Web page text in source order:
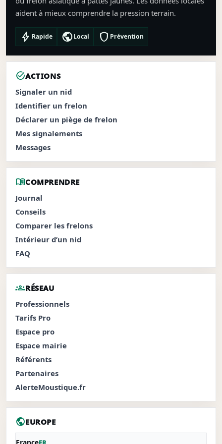
aident à mieux comprendre la pression terrain.
bolt Rapide publicLocal shield Prévention
task_altACTIONS
Signaler un nid
Identifier un frelon
Déclarer un piège de frelon
Mes signalements
Messages
menu_bookCOMPRENDRE
Journal
Conseils
Comparer les frelons
Intérieur d’un nid
FAQ
groupsRÉSEAU
Professionnels
Tarifs Pro
Espace pro
Espace mairie
Référents
Partenaires
AlerteMoustique.fr
publicEUROPE